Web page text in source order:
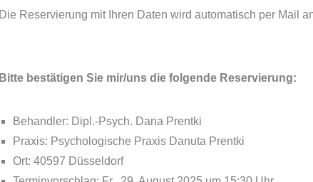
Die Reservierung mit Ihren Daten wird automatisch per Mail
Bitte bestätigen Sie mir/uns die folgende Reservierung:
Behandler: Dipl.-Psych. Dana Prentki
Praxis: Psychologische Praxis Danuta Prentki
Ort: 40597 Düsseldorf